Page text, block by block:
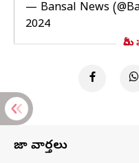
— Bansal News
2024
తాజా వార్తలు